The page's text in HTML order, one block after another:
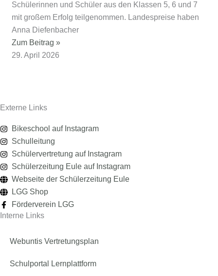
Schülerinnen und Schüler aus den Klassen 5, 6 und 7
mit großem Erfolg teilgenommen. Landespreise haben
Anna Diefenbacher
Zum Beitrag »
29. April 2026
Interne Links
Webuntis Vertretungsplan
Schulportal Lernplattform
Externe Links
Bikeschool auf Instagram
Schulleitung
Schülervertretung auf Instagram
Schülerzeitung Eule auf Instagram
Webseite der Schülerzeitung Eule
LGG Shop
Förderverein LGG